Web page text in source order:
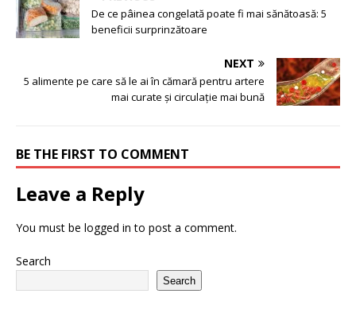
De ce pâinea congelată poate fi mai sănătoasă: 5
beneficii surprinzătoare
NEXT
5 alimente pe care să le ai în cămară pentru artere
mai curate și circulație mai bună
BE THE FIRST TO COMMENT
Leave a Reply
You must be logged in to post a comment.
Search
Search